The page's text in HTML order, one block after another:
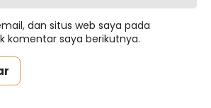
dan situs web saya pada
komentar saya berikutnya.